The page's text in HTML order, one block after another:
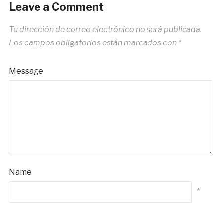
Leave a Comment
Tu dirección de correo electrónico no será publicada.
Los campos obligatorios están marcados con *
Message
Name
*